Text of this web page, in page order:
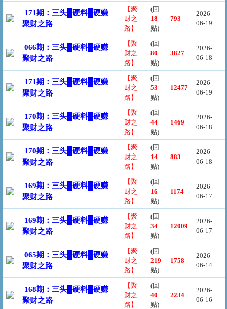
171期：三头█硬料█硬赚
聚财之路
【聚
财之
路】
(回
18
贴)
793
2026-
06-19
066期：三头█硬料█硬赚
聚财之路
【聚
财之
路】
(回
80
贴)
3827
2026-
06-18
171期：三头█硬料█硬赚
聚财之路
【聚
财之
路】
(回
53
贴)
12477
2026-
06-19
170期：三头█硬料█硬赚
聚财之路
【聚
财之
路】
(回
44
贴)
1469
2026-
06-18
170期：三头█硬料█硬赚
聚财之路
【聚
财之
路】
(回
14
贴)
883
2026-
06-18
169期：三头█硬料█硬赚
聚财之路
【聚
财之
路】
(回
16
贴)
1174
2026-
06-17
169期：三头█硬料█硬赚
聚财之路
【聚
财之
路】
(回
34
贴)
12009
2026-
06-17
065期：三头█硬料█硬赚
聚财之路
【聚
财之
路】
(回
219
贴)
1758
2026-
06-14
168期：三头█硬料█硬赚
聚财之路
【聚
财之
路】
(回
40
贴)
2234
2026-
06-16